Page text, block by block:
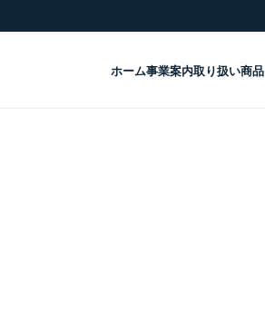
ホーム事業案内取り扱い商品